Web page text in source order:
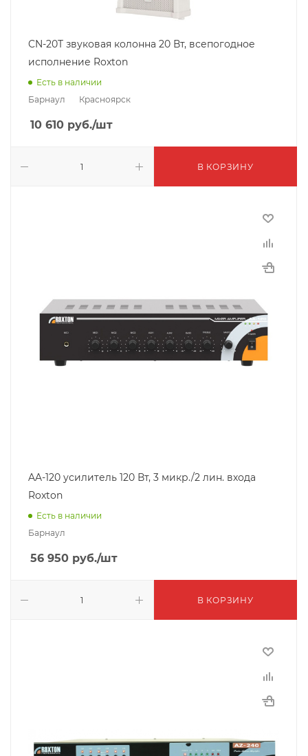
CN-20T звуковая колонна 20 Вт, всепогодное
исполнение Roxton
Есть в наличии
Барнаул
Красноярск
10 610 руб./шт
В КОРЗИНУ
AA-120 усилитель 120 Вт, 3 микр./2 лин. входа
Roxton
Есть в наличии
Барнаул
56 950 руб./шт
В КОРЗИНУ